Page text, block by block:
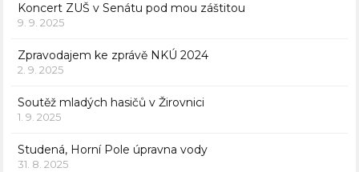
Koncert ZUŠ v Senátu pod mou záštitou
9. 9. 2025
Zpravodajem ke zprávě NKÚ 2024
2. 9. 2025
Soutěž mladých hasičů v Žirovnici
1. 9. 2025
Studená, Horní Pole úpravna vody
31. 8. 2025